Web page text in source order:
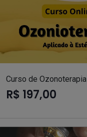
Curso de Ozonoterapia
R$ 197,00